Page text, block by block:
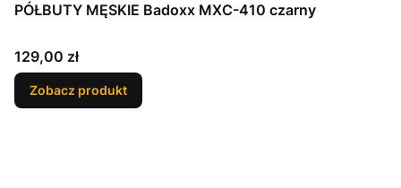
PÓŁBUTY MĘSKIE Badoxx MXC-410 czarny
Cena
129,00 zł
Zobacz produkt